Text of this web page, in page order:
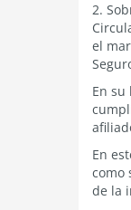
2.
el
En
En
como
de la